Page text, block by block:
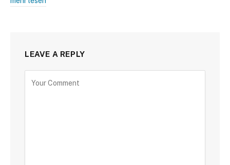
LEAVE A REPLY